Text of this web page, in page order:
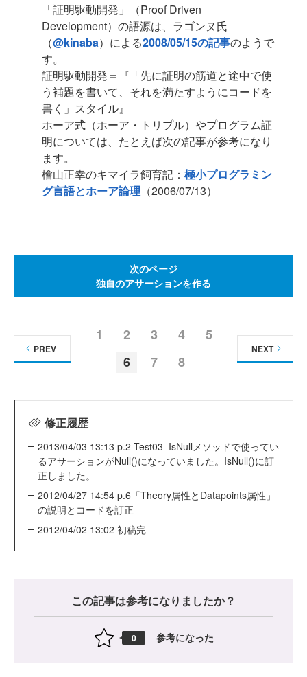
「証明駆動開発」（Proof Driven
Development）の語源は、ラゴンヌ氏
（@kinaba）による2008/05/15の記事のようで
す。
証明駆動開発＝『「先に証明の筋道と途中で使
う補題を書いて、それを満たすようにコードを
書く」スタイル』
ホーア式（ホーア・トリプル）やプログラム証
明については、たとえば次の記事が参考になり
ます。
檜山正幸のキマイラ飼育記： 極小プログラミン
グ言語とホーア論理 （2006/07/13）
次のページ
独自のアサーションを作る
1 2 3 4
5
6
7 8
PREV NEXT
修正履歴
2013/04/03 13:13 p.2 Test03_IsNullメソッドで使ってい
るアサーションがNull()になっていました。IsNull()に訂
正しました。
2012/04/27 14:54 p.6「Theory属性とDatapoints属性」
の説明とコードを訂正
2012/04/02 13:02 初稿完
この記事は参考になりましたか？
0 参考になった